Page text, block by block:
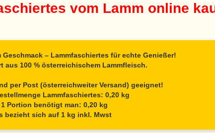
vom Lamm online
– Lammfaschiertes für echte Genießer!
aus 100 % österreichischem Lammfleisch.
per Post (österreichweiter Versand) geeignet!
Lammfaschiertes: 0,20 kg
Portion benötigt man: 0,20 kg
bezieht sich auf 1 kg inkl. Mwst